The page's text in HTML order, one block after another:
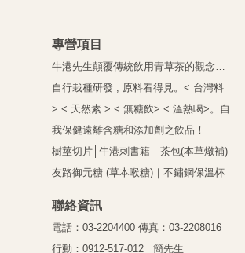
專營項目
牛港先生顛覆傳統飲用青草茶的觀念…
自行栽種研發 , 原料看得見。 < 台灣料
> < 天然素 > < 無糖飲> < 溫熱喝>。 自
我保健遠離含糖和添加劑之飲品！
樹莖切片│ 牛港刺書籍｜ 茶包(本草燉補)
友路御元糖 (草本喉糖)｜ 不鏽鋼保溫杯
聯絡資訊
電話：03-2204400 傳真：03-2208016
行動：0912-517-012 簡先生